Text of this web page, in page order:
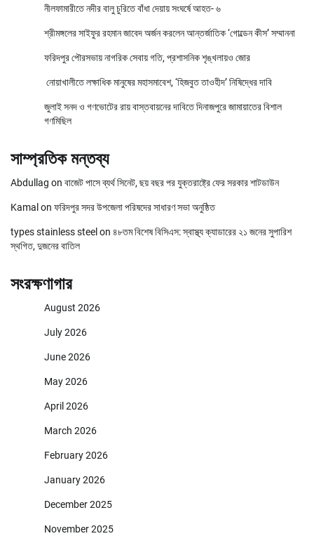
নীলফামারীতে নদীর বালু চুরিতে বাঁধা দেয়ায় সংঘর্ষে আহত- ৬
শ্রীমঙ্গলের সাইফুর রহমান জাবেদ অর্জন করলেন আন্তর্জাতিক ‘গোল্ডেন কীস’ সম্মাননা
ফরিদপুর পৌরসভায় নাগরিক সেবায় গতি, প্রশাসনিক শৃঙ্খলায়ও জোর
নোয়াখালীতে লক্ষাধিক মানুষের মহাসমাবেশ, ‘হিজবুত তাওহীদ’ নিষিদ্ধের দাবি
জুলাই সনদ ও গণভোটের রায় বাস্তবায়নের দাবিতে দিনাজপুরে জামায়াতের বিশাল
গণমিছিল
সাম্প্রতিক মন্তব্য
Abdullag on বাজেট পাসে ব্যর্থ সিনেট, ছয় বছর পর যুক্তরাষ্ট্রে ফের সরকার শাটডাউন
Kamal on ফরিদপুর সদর উপজেলা পরিষদের সাধারণ সভা অনুষ্ঠিত
types stainless steel on ৪৮তম বিশেষ বিসিএস: স্বাস্থ্য ক্যাডারের ২১ জনের সুপারিশ
স্থগিত, দুজনের বাতিল
সংরক্ষণাগার
August 2026
July 2026
June 2026
May 2026
April 2026
March 2026
February 2026
January 2026
December 2025
November 2025